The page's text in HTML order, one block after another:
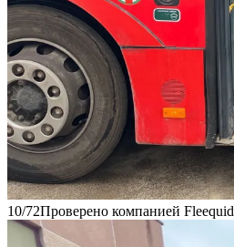
10/72Проверено компанией Fleequid